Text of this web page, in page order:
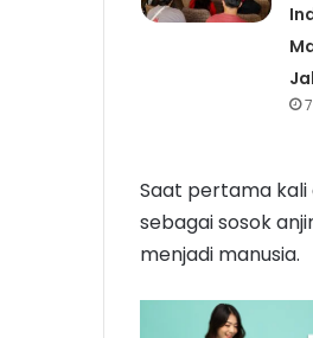
Saat pertama
sebagai sosok
menjadi manusia.